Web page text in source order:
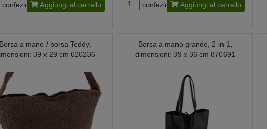
confezione Aggiungi al carrello confezione Aggiungi al carrello
a mano / borsa Teddy,
39 x 29 cm 620236
Borsa a mano grande, 2-in-1,
dimensioni: 39 x 36 cm 870691